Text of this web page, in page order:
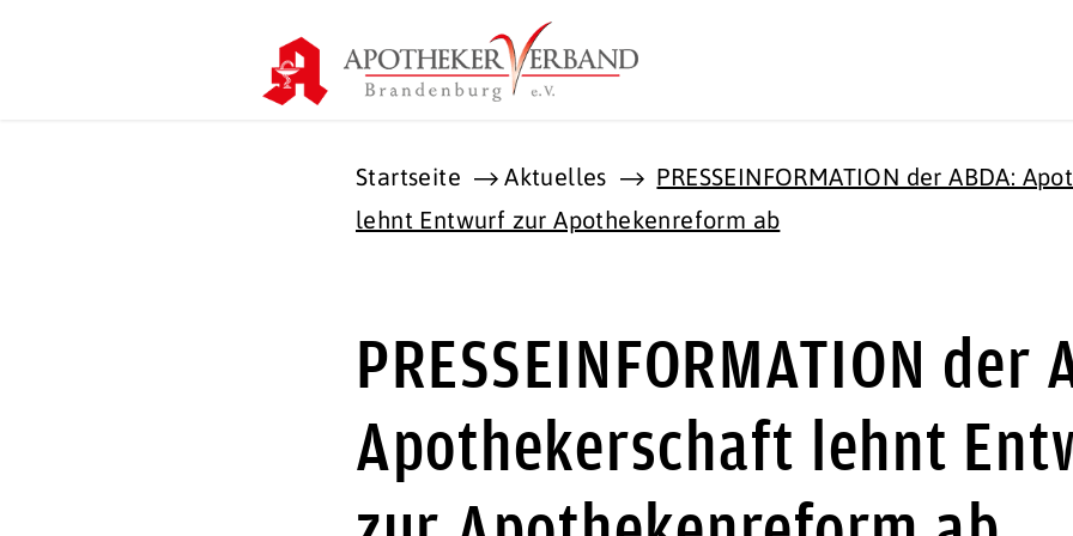
Startseite Aktuelles
PRESSEINFORMATION der ABDA:
lehnt Entwurf zur Apothekenreform ab
PRESSEINFORMATION der
Apothekerschaft lehnt